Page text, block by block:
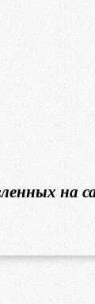
на